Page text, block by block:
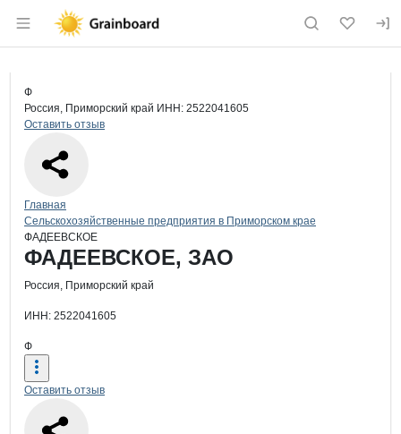
Раздел навигации по сайту
Страница компании
Страница компании
Краткая информация о компании
Ф
Россия, Приморский край ИНН: 2522041605
Оставить отзыв
Навигация по сайту
Главная
Сельскохозяйственные предприятия в Приморском крае
ФАДЕЕВСКОЕ
Основная информация о компании
ФАДЕЕВСКОЕ, ЗАО
Россия, Приморский край
ИНН: 2522041605
Ф
Оставить отзыв